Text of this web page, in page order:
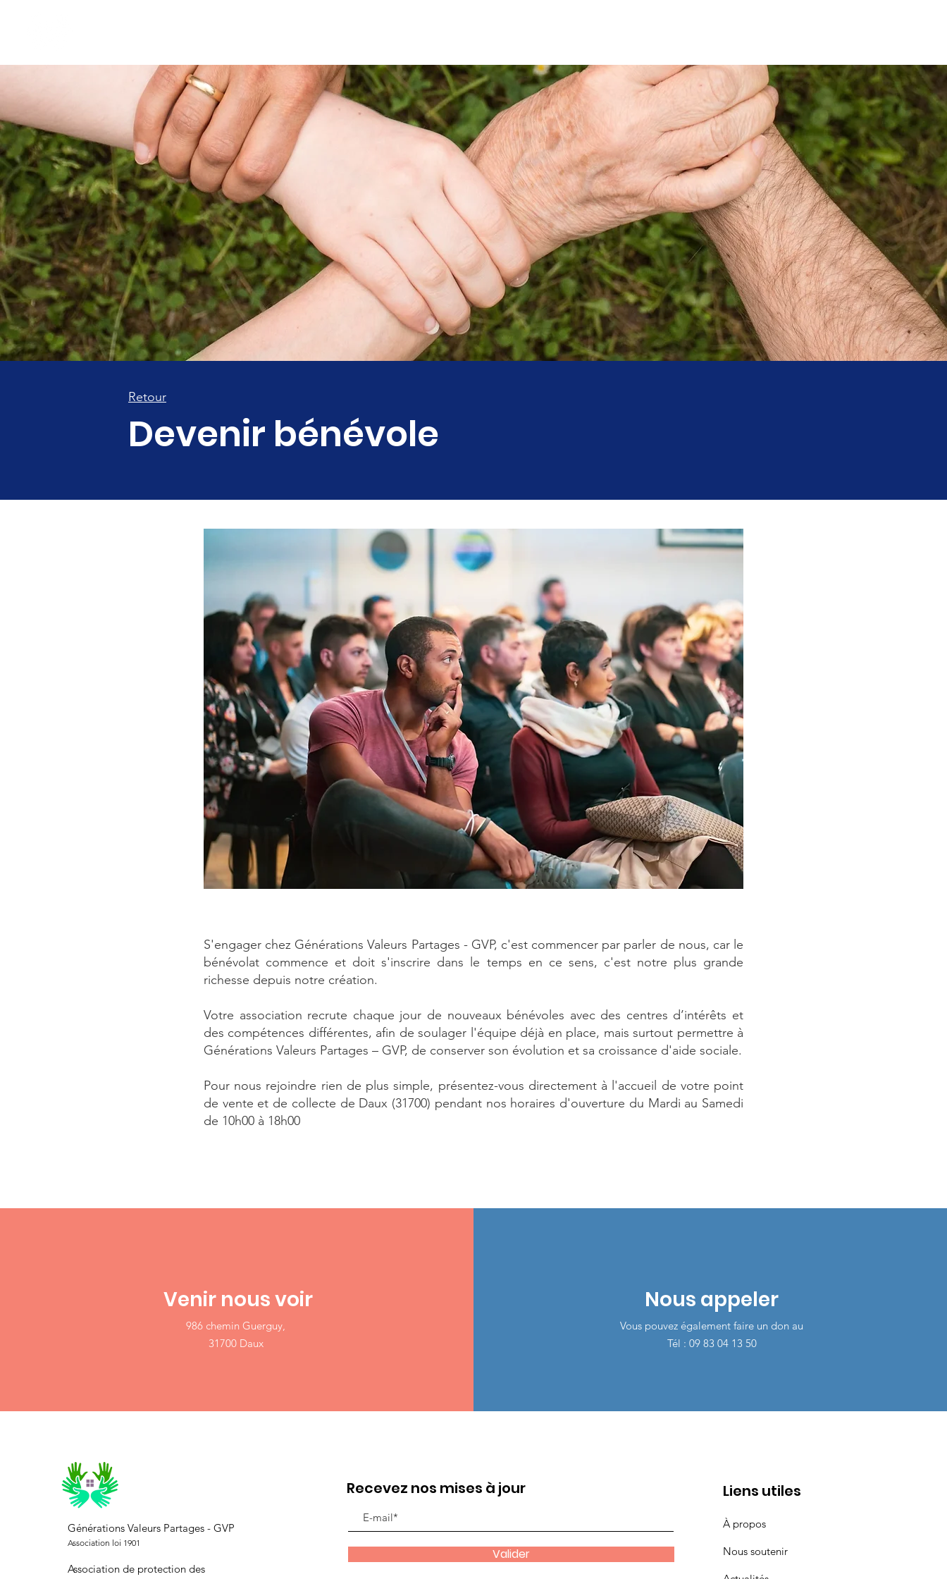
Retour
Devenir bénévole
S'engager chez Générations Valeurs Partages - GVP, c'est commencer par parler de nous, car le
bénévolat commence et doit s'inscrire dans le temps en ce sens, c'est notre plus grande
richesse depuis notre création.
Votre association recrute chaque jour de nouveaux bénévoles avec des centres d’intérêts et
des compétences différentes, afin de soulager l'équipe déjà en place, mais surtout permettre à
Générations Valeurs Partages – GVP, de conserver son évolution et sa croissance d'aide sociale.
Pour nous rejoindre rien de plus simple, présentez-vous directement à l'accueil de votre point
de vente et de collecte de Daux (31700) pendant nos horaires d'ouverture du Mardi au Samedi
de 10h00 à 18h00
Venir nous voir
986 chemin Guerguy,
31700 Daux
Nous appeler
Vous pouvez également faire un don au
Tél : 09 83 04 13 50
Générations Valeurs Partages - GVP
Association loi 1901
Association de protection des
Recevez nos mises à jour
Valider
Liens utiles
À propos
Nous soutenir